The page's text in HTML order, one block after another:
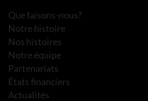
Que faisons-nous?
Notre histoire
Nos histoires
Notre équipe
Partenariats
États financiers
Actualités